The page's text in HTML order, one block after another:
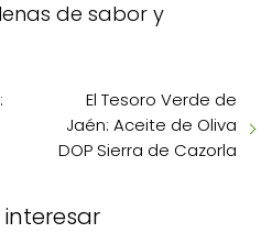
de sabor y
El Tesoro Verde de
Jaén: Aceite de Oliva
DOP Sierra de Cazorla